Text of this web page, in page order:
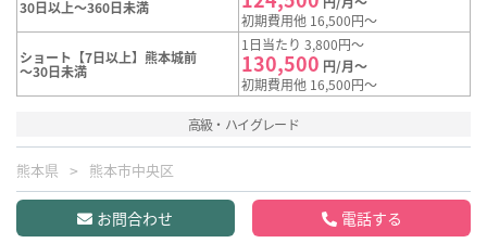
30日以上～360日未満
初期費用他 16,500円～
ショート【7日以上】熊本城前
～30日未満
1日当たり 3,800円～
130,500 円/月～
初期費用他 16,500円～
高級・ハイグレード
熊本県 熊本市中央区
お問合わせ 電話する